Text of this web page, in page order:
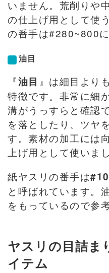
いません。荒削りや
の仕上げ用として使
の番手は#280~800に
油目
『油目 』は細目より
特徴です。非常に細
溝がうっすらと確認
を落としたり、ツヤ
す。素材の加工には
上げ用として使いまし
紙ヤスリの番手は
と呼ばれています。
をもっているので参
ヤスリの目詰ま
イテム